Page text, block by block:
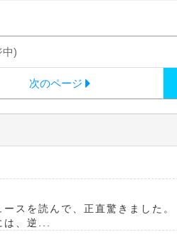
中)
次のページ
スを読んで、正直驚きました。
、逆...